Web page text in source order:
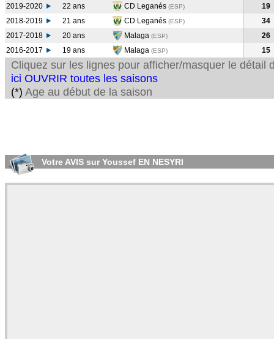
2019-2020
22 ans CD Leganés (ESP)
19
2018-2019
21 ans CD Leganés (ESP)
34
2017-2018
20 ans Malaga (ESP)
26
2016-2017
19 ans Malaga (ESP) 15
Cliquez sur les lignes pour afficher/masquer le détail
ici OUVRIR toutes les saisons
(*) Age au début de la saison
Votre AVIS sur Youssef EN NESYRI